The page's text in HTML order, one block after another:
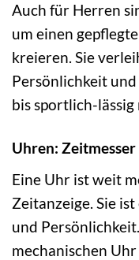
Auch für Herren
um einen
kreieren. Sie
Persönlichkeit
bis sportlich-lässig
Uhren:
Eine Uhr ist weit
Zeitanzeige. Sie
und
mechanischen